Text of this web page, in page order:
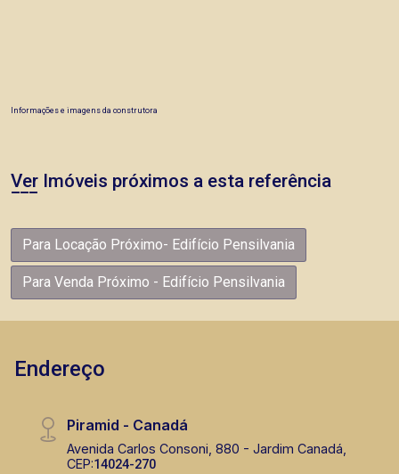
Informações e imagens da construtora
Ver Imóveis próximos a esta referência
Para Locação Próximo- Edifício Pensilvania
Para Venda Próximo - Edifício Pensilvania
Endereço
Piramid - Canadá
Avenida Carlos Consoni, 880 - Jardim Canadá,
CEP:14024-270